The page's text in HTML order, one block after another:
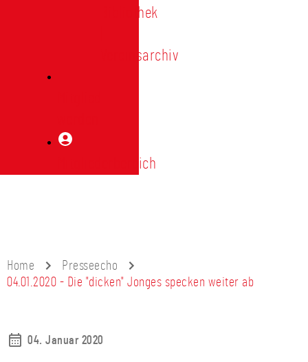
Bibliothek
Vereinsarchiv
Mitgliederbereich
Home
Presseecho
04.01.2020 - Die "dicken" Jonges specken weiter ab
04. Januar 2020